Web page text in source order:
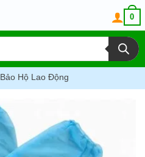
0
Bảo Hộ Lao Động